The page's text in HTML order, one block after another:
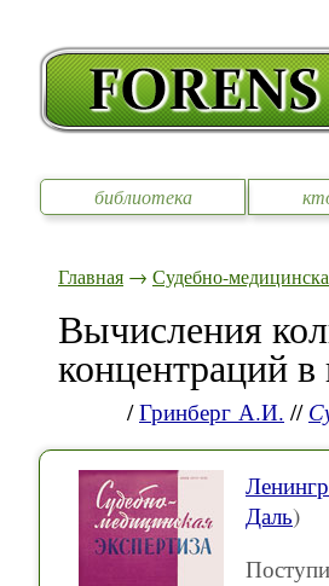
библиотека
Главная → Судебно-
Вычисления
концентраций в
/Гринберг А.И. //
Даль)